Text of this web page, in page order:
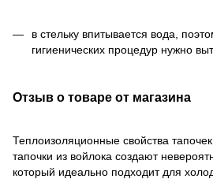
в стельку впитывается вода,
гигиенических процедур нужно
Отзыв о товаре от магазина
Теплоизоляционные свойства
тапочки из войлока создают
который идеально подходит для